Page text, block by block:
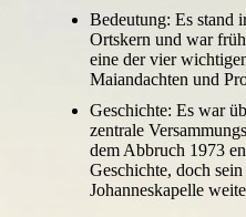
Bedeutung: Es stand
Ortskern und war
eine der vier
Maiandachten und
Geschichte: Es war
zentrale
dem Abbruch 1973
Geschichte, doch
Johanneskapelle